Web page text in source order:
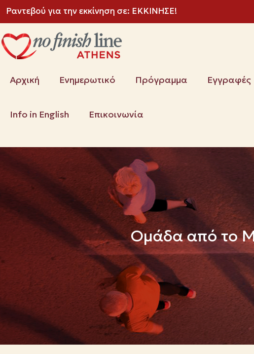
Ραντεβού για την εκκίνηση σε: ΕΚΚΙΝΗΣΕ!
Αρχική Ενημερωτικό Πρόγραμμα Εγγραφές
Info in English Επικοινωνία
Ομάδα από το